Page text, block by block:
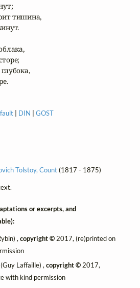
тишина,
| DIN GOST
Tolstoy, Count(1817 - 1875)
or excerpts, and
,copyright © 2017, (re)printed on
(Guy Laffaille) ,copyright © 2017,
with kind permission